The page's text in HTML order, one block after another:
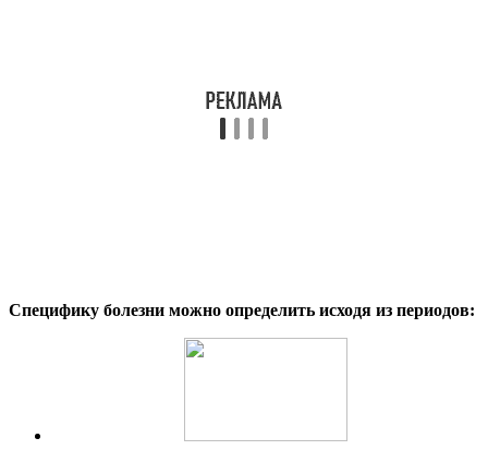
Специфику болезни можно определить исходя из периодов: